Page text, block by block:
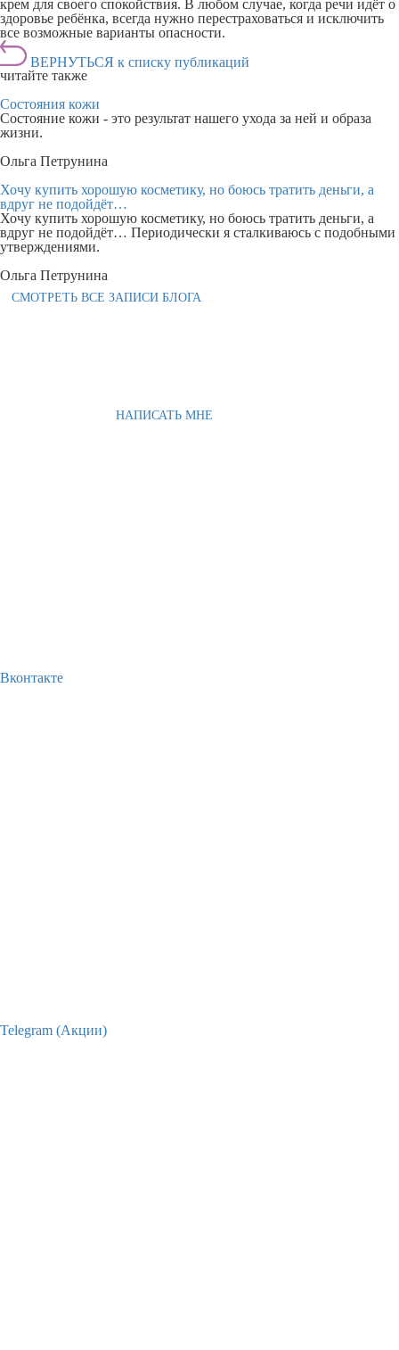
крем для своего спокойствия. В любом случае, когда речи идёт о
здоровье ребёнка, всегда нужно перестраховаться и исключить
все возможные варианты опасности.
ВЕРНУТЬСЯ к списку публикаций
читайте также
Состояния кожи
Состояние кожи - это результат нашего ухода за ней и образа
жизни.
Ольга Петрунина
Хочу купить хорошую косметику, но боюсь тратить деньги, а
вдруг не подойдёт…
Хочу купить хорошую косметику, но боюсь тратить деньги, а
вдруг не подойдёт… Периодически я сталкиваюсь с подобными
утверждениями.
Ольга Петрунина
СМОТРЕТЬ ВСЕ ЗАПИСИ БЛОГА
НАПИСАТЬ МНЕ
Вконтакте
Telegram (Акции)